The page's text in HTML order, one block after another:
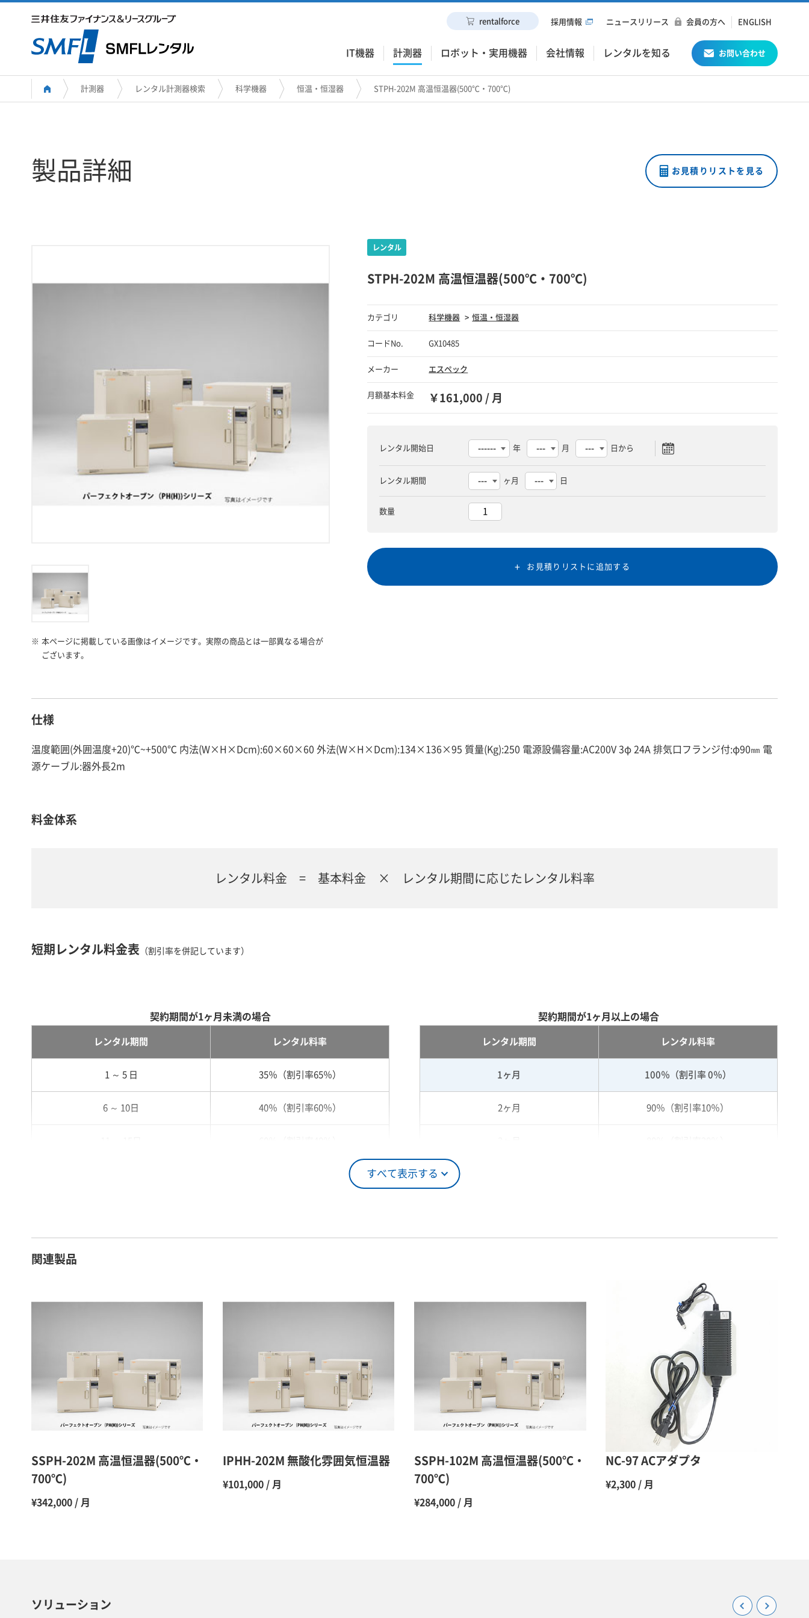
IT機器 計測器 ロボット・実用機器 会社情報 レンタルを知る お問い合わせ
rentalforce 採用情報 ニュースリリース 会員の方へ ENGLISH
計測器 レンタル計測器検索 科学機器 恒温・恒湿器 STPH-202M 高温恒温器(500℃・700℃)
製品詳細 お見積りリストを見る
※ 本ページに掲載している画像はイメージです。実際の商品とは一部異なる場合が
ございます。
STPH-202M 高温恒温器(500℃・700℃)
カテゴリ 科学機器 恒温・恒湿器
コードNo. GX10485
メーカー エスペック
月額基本料金 ￥161,000 / 月
レンタル開始日 年 月 日から
レンタル期間 ヶ月 日
数量
お見積りリストに追加する
仕様
温度範囲(外囲温度+20)℃~+500℃ 内法(W×H×Dcm):60×60×60 外法(W×H×Dcm):134×136×95 質量(Kg):250 電源設備容量:AC200V 3φ 24A 排気口フランジ付:φ90㎜ 電
源ケーブル:器外長2m
料金体系
レンタル料金 = 基本料金 × レンタル期間に応じたレンタル料率
短期レンタル料金表 （割引率を併記しています）
すべて表示する
契約期間が1ヶ月未満の場合
レンタル期間 レンタル料率
1 ～ 5 日 35％（割引率65％）
6 ～ 10日 40％（割引率60％）
26日 ～ 1ヶ月 100％（割引率 0％）
契約期間が1ヶ月以上の場合
レンタル期間 レンタル料率
1ヶ月 100％（割引率 0％）
2ヶ月 90％（割引率10％）
6ヶ月 65％（割引率35％）
55％（割引率45％）
50％（割引率50％）
10ヶ月 48％（割引率52％）
11ヶ月 47％（割引率53％）
45％（割引率55％）
関連製品
SSPH-202M 高温恒温器(500℃・
700℃)
¥342,000 / 月
IPHH-202M 無酸化雰囲気恒温器
¥101,000 / 月
SSPH-102M 高温恒温器(500℃・
700℃)
¥284,000 / 月
NC-97 ACアダプタ
¥2,300 / 月
ソリューション